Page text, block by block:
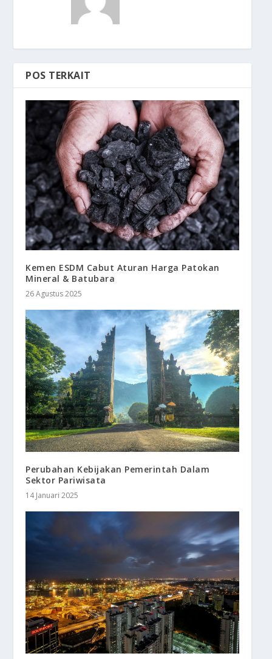
POS TERKAIT
Kemen ESDM Cabut Aturan Harga Patokan
Mineral & Batubara
26 Agustus 2025
Perubahan Kebijakan Pemerintah Dalam
Sektor Pariwisata
14 Januari 2025